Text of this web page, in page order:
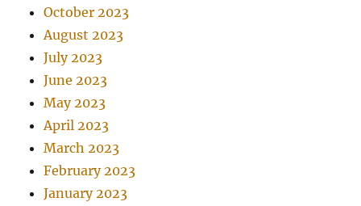
October 2023
August 2023
July 2023
June 2023
May 2023
April 2023
March 2023
February 2023
January 2023